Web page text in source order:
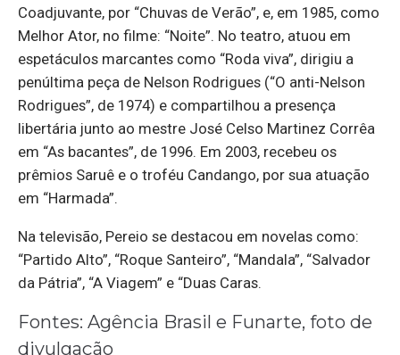
Coadjuvante, por “Chuvas de Verão”, e, em 1985, como
Melhor Ator, no filme: “Noite”. No teatro, atuou em
espetáculos marcantes como “Roda viva”, dirigiu a
penúltima peça de Nelson Rodrigues (“O anti-Nelson
Rodrigues”, de 1974) e compartilhou a presença
libertária junto ao mestre José Celso Martinez Corrêa
em “As bacantes”, de 1996. Em 2003, recebeu os
prêmios Saruê e o troféu Candango, por sua atuação
em “Harmada”.
Na televisão, Pereio se destacou em novelas como:
“Partido Alto”, “Roque Santeiro”, “Mandala”, “Salvador
da Pátria”, “A Viagem” e “Duas Caras.
Fontes: Agência Brasil e Funarte, foto de
divulgação